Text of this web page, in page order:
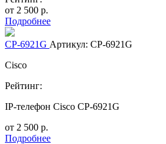
от 2 500 р.
Подробнее
CP-6921G Артикул: CP-6921G
Cisco
Рейтинг:
IP-телефон Cisco CP-6921G
от 2 500 р.
Подробнее